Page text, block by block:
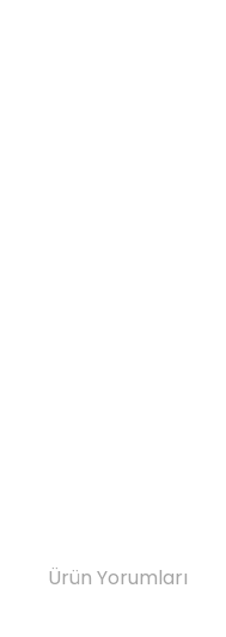
Ürün Yorumları